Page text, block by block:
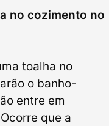
no cozimento no
toalha no
o banho-
entre em
que a